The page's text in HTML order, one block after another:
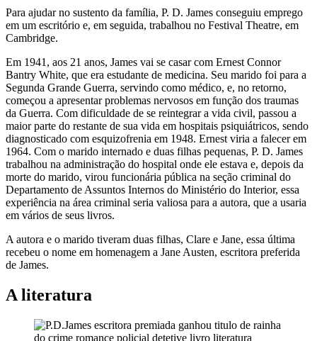
Para ajudar no sustento da família, P. D. James conseguiu emprego
em um escritório e, em seguida, trabalhou no Festival Theatre, em
Cambridge.
Em 1941, aos 21 anos, James vai se casar com Ernest Connor
Bantry White, que era estudante de medicina. Seu marido foi para a
Segunda Grande Guerra, servindo como médico, e, no retorno,
começou a apresentar problemas nervosos em função dos traumas
da Guerra. Com dificuldade de se reintegrar a vida civil, passou a
maior parte do restante de sua vida em hospitais psiquiátricos, sendo
diagnosticado com esquizofrenia em 1948. Ernest viria a falecer em
1964. Com o marido internado e duas filhas pequenas, P. D. James
trabalhou na administração do hospital onde ele estava e, depois da
morte do marido, virou funcionária pública na seção criminal do
Departamento de Assuntos Internos do Ministério do Interior, essa
experiência na área criminal seria valiosa para a autora, que a usaria
em vários de seus livros.
A autora e o marido tiveram duas filhas, Clare e Jane, essa última
recebeu o nome em homenagem a Jane Austen, escritora preferida
de James.
A literatura